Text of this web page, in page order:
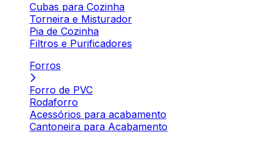
Cubas para Cozinha
Torneira e Misturador
Pia de Cozinha
Filtros e Purificadores
Forros
Forro de PVC
Rodaforro
Acessórios para acabamento
Cantoneira para Acabamento